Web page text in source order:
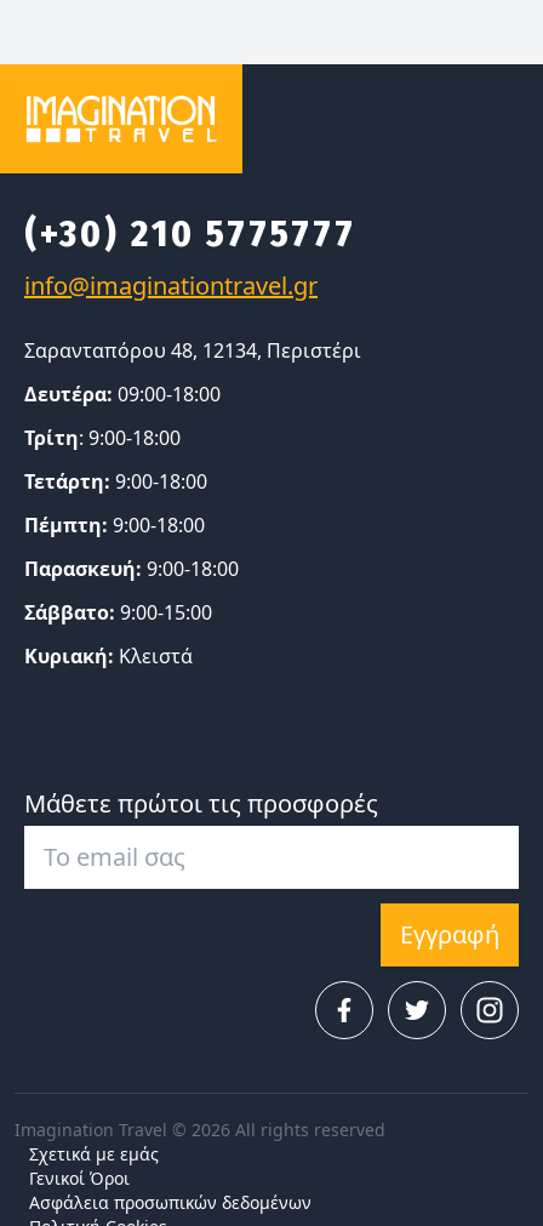
(+30) 210 5775777
Σαρανταπόρου 48, 12134, Περιστέρι
Δευτέρα: 09:00-18:00
Τρίτη: 9:00-18:00
Τετάρτη: 9:00-18:00
Πέμπτη: 9:00-18:00
Παρασκευή: 9:00-18:00
Σάββατο: 9:00-15:00
Κυριακή: Κλειστά
Μάθετε πρώτοι τις προσφορές
Εγγραφή
Imagination Travel © 2026 All rights reserved
Σχετικά με εμάς
Γενικοί Όροι
Ασφάλεια προσωπικών δεδομένων